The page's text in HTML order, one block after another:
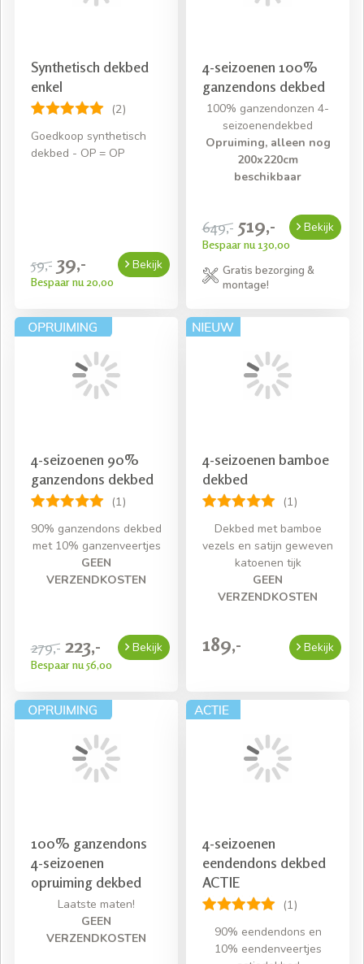
Synthetisch dekbed
enkel
(2)
Goedkoop synthetisch
dekbed - OP = OP
59,- 39,-
Bespaar nu 20,00
Bekijk
4-seizoenen 100%
ganzendons dekbed
100% ganzendonzen 4-
seizoenendekbed
Opruiming, alleen nog
200x220cm
beschikbaar
649,- 519,-
Bespaar nu 130,00
Bekijk
Gratis bezorging &
montage!
4-seizoenen 90%
ganzendons dekbed
(1)
90% ganzendons dekbed
met 10% ganzenveertjes
GEEN
VERZENDKOSTEN
279,- 223,-
Bespaar nu 56,00
Bekijk
4-seizoenen bamboe
dekbed
(1)
Dekbed met bamboe
vezels en satijn geweven
katoenen tijk
GEEN
VERZENDKOSTEN
189,- Bekijk
100% ganzendons
4-seizoenen
opruiming dekbed
Laatste maten!
GEEN
VERZENDKOSTEN
4-seizoenen
eendendons dekbed
ACTIE
(1)
90% eendendons en
10% eendenveertjes